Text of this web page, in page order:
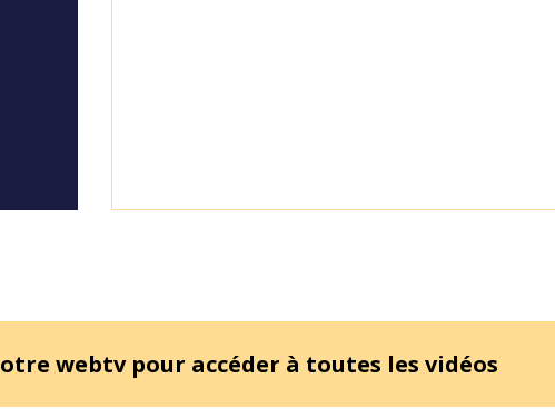
webtv pour accéder à toutes les vidéos